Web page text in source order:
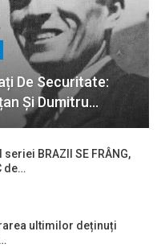
De Securitate:
Și Dumitru…
BRAZII SE FRÂNG,
de…
ultimilor deținuți